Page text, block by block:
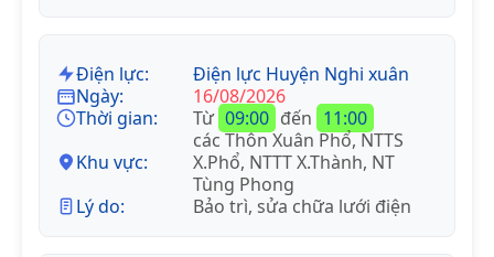
Điện lực:
Điện lực Huyện Nghi xuân
Ngày:
16/08/2026
Thời gian:
Từ 09:00 đến 11:00
Khu vực:
các Thôn Xuân Phổ, NTTS
X.Phổ, NTTT X.Thành, NT
Tùng Phong
Lý do:
Bảo trì, sửa chữa lưới điện